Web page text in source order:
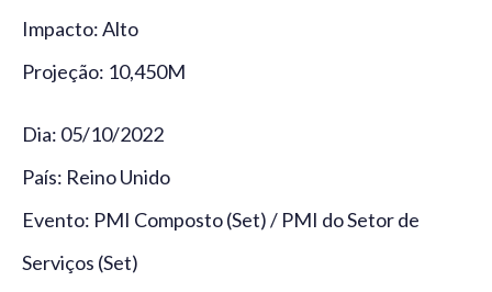
Impacto: Alto
Projeção: 10,450M
Dia: 05/10/2022
País: Reino Unido
Evento: PMI Composto (Set) / PMI do Setor de
Serviços (Set)